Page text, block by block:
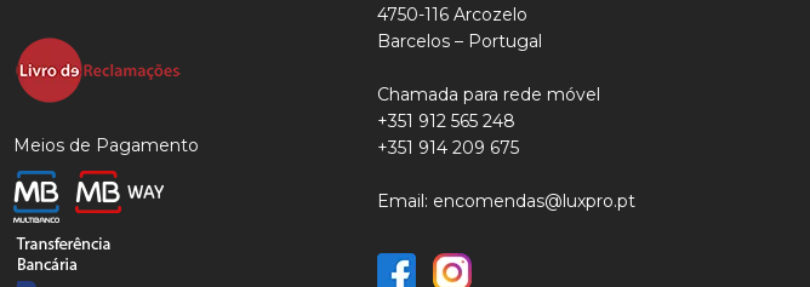
Meios de Pagamento
4750-116 Arcozelo
Barcelos – Portugal
Chamada para rede móvel
+351 912 565 248
+351 914 209 675
Email: encomendas@luxpro.pt